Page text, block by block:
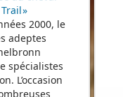
»
2000, le
adeptes
spécialistes
L’occasion